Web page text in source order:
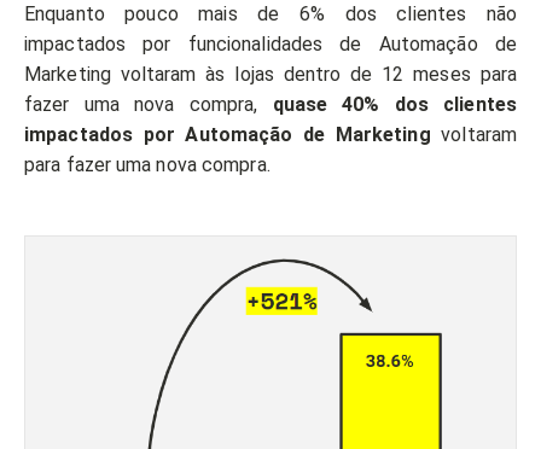
Enquanto pouco mais de 6% dos clientes não
impactados por funcionalidades de Automação de
Marketing voltaram às lojas dentro de 12 meses para
fazer uma nova compra, quase 40% dos clientes
impactados por Automação de Marketing voltaram
para fazer uma nova compra.